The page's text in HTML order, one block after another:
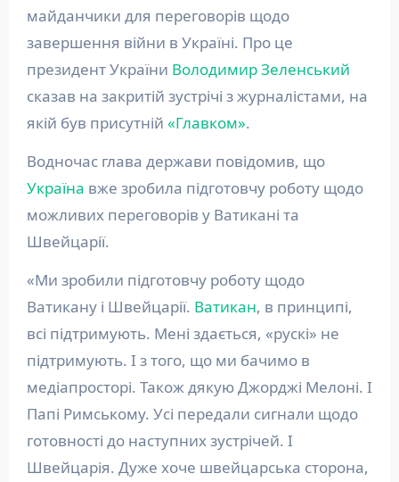
майданчики для переговорів щодо
завершення війни в Україні. Про це
президент України Володимир Зеленський
сказав на закритій зустрічі з журналістами, на
якій був присутній «Главком».
Водночас глава держави повідомив, що
Україна вже зробила підготовчу роботу щодо
можливих переговорів у Ватикані та
Швейцарії.
«Ми зробили підготовчу роботу щодо
Ватикану і Швейцарії. Ватикан, в принципі,
всі підтримують. Мені здається, «рускі» не
підтримують. І з того, що ми бачимо в
медіапросторі. Також дякую Джорджі Мелоні. І
Папі Римському. Усі передали сигнали щодо
готовності до наступних зустрічей. І
Швейцарія. Дуже хоче швейцарська сторона,